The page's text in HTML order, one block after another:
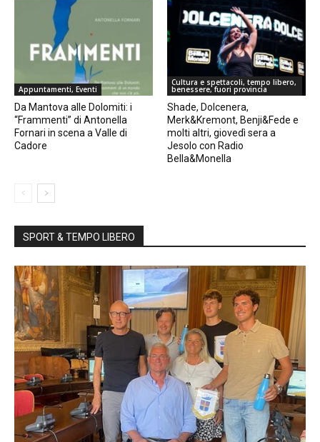
Appuntamenti, Eventi
Da Mantova alle Dolomiti: i
“Frammenti” di Antonella
Fornari in scena a Valle di
Cadore
Cultura e spettacoli, tempo libero,
benessere, fuori provincia
Shade, Dolcenera,
Merk&Kremont, Benji&Fede e
molti altri, giovedì sera a
Jesolo con Radio
Bella&Monella
SPORT & TEMPO LIBERO